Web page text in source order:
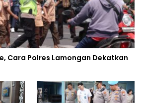
Cara Polres Lamongan Dekatkan